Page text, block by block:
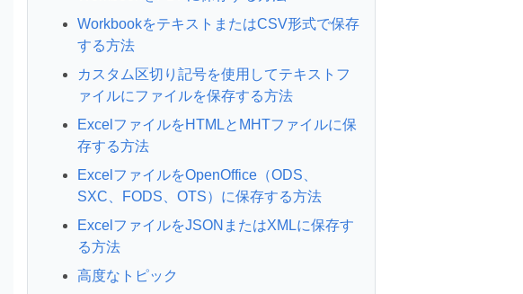
WorkbookをテキストまたはCSV形式で保存
する方法
カスタム区切り記号を使用してテキストフ
ァイルにファイルを保存する方法
ExcelファイルをHTMLとMHTファイルに保
存する方法
ExcelファイルをOpenOffice（ODS、
SXC、FODS、OTS）に保存する方法
ExcelファイルをJSONまたはXMLに保存す
る方法
高度なトピック